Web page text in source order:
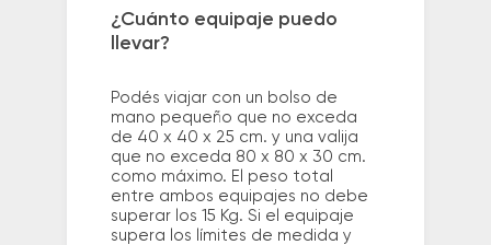
¿Cuánto equipaje puedo
llevar?
Podés viajar con un bolso de
mano pequeño que no exceda
de 40 x 40 x 25 cm. y una valija
que no exceda 80 x 80 x 30 cm.
como máximo. El peso total
entre ambos equipajes no debe
superar los 15 Kg. Si el equipaje
supera los límites de medida y